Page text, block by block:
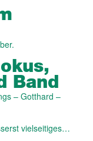
Band
– Gotthard –
vielseitiges…